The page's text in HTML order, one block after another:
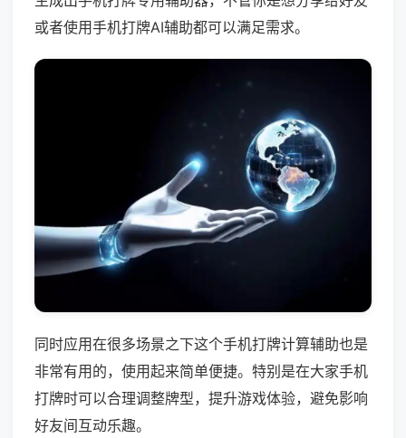
或者使用手机打牌AI辅助都可以满足需求。
同时应用在很多场景之下这个手机打牌计算辅助也是
非常有用的，使用起来简单便捷。特别是在大家手机
打牌时可以合理调整牌型，提升游戏体验，避免影响
好友间互动乐趣。